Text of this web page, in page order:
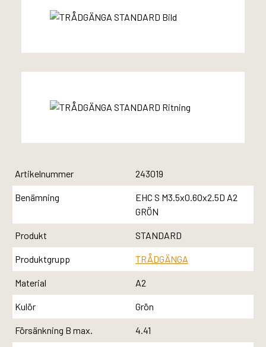
Artikelnummer 243019
Benämning
EHC S M3.5x0.60x2.5D A2
GRÖN
Produkt STANDARD
Produktgrupp TRÅDGÄNGA
Material A2
Kulör Grön
Försänkning B max. 4.41